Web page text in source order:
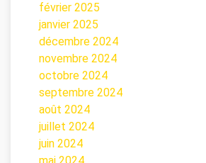
février 2025
janvier 2025
décembre 2024
novembre 2024
octobre 2024
septembre 2024
août 2024
juillet 2024
juin 2024